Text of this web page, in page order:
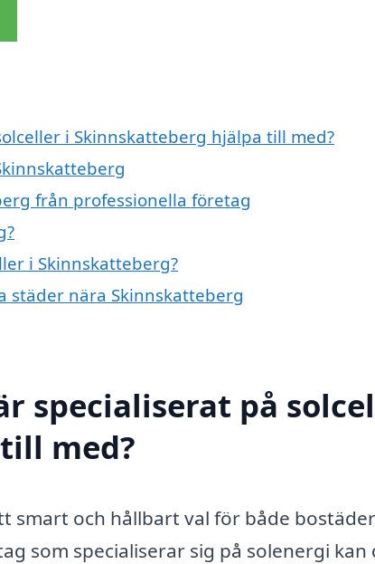
i Skinnskatteberg hjälpa till med?
från professionella företag
i Skinnskatteberg?
städer nära Skinnskatteberg
specialiserat på
med?
smart och hållbart val för både
som specialiserar sig på solenergi kan